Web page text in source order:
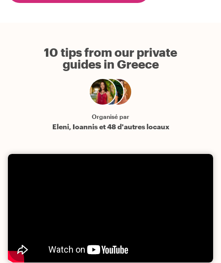
10 tips from our private
guides in Greece
Organisé par
Eleni, Ioannis et 48 d'autres locaux